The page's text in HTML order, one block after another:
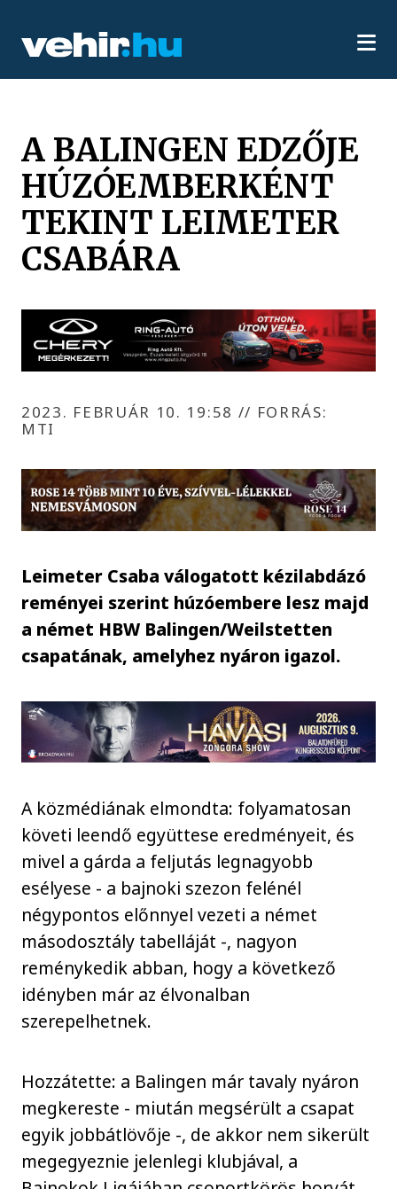
A BALINGEN EDZŐJE
HÚZÓEMBERKÉNT
TEKINT LEIMETER
CSABÁRA
2023. FEBRUÁR 10. 19:58 // FORRÁS:
MTI
Leimeter Csaba válogatott kézilabdázó
reményei szerint húzóembere lesz majd
a német HBW Balingen/Weilstetten
csapatának, amelyhez nyáron igazol.
A közmédiának elmondta: folyamatosan
követi leendő együttese eredményeit, és
mivel a gárda a feljutás legnagyobb
esélyese - a bajnoki szezon felénél
négypontos előnnyel vezeti a német
másodosztály tabelláját -, nagyon
reménykedik abban, hogy a következő
idényben már az élvonalban
szerepelhetnek.
Hozzátette: a Balingen már tavaly nyáron
megkereste - miután megsérült a csapat
egyik jobbátlövője -, de akkor nem sikerült
megegyeznie jelenlegi klubjával, a